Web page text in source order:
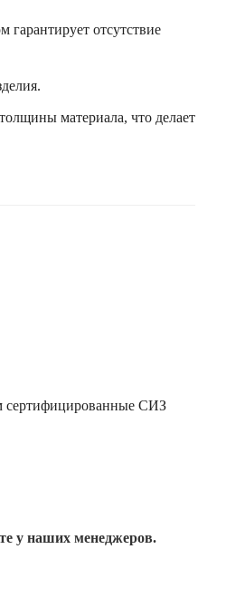
отсутствие
материала, что делает
сертифицированные СИЗ
у наших менеджеров.